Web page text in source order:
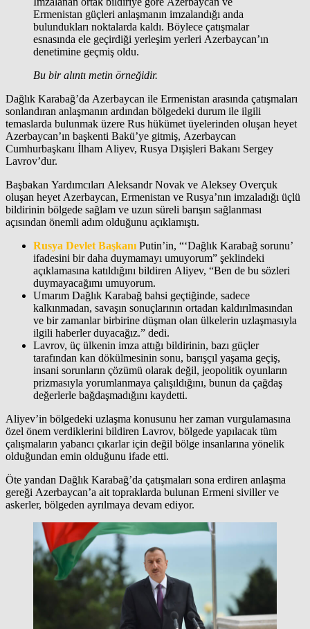
Ermenistan güçleri anlaşmanın imzalandığı anda
bulundukları noktalarda kaldı. Böylece çatışmalar
esnasında ele geçirdiği yerleşim yerleri Azerbaycan’ın
denetimine geçmiş oldu.
Bu bir alıntı metin örneğidir.
Dağlık Karabağ’da Azerbaycan ile Ermenistan arasında çatışmaları
sonlandıran anlaşmanın ardından bölgedeki durum ile ilgili
temaslarda bulunmak üzere Rus hükümet üyelerinden oluşan heyet
Azerbaycan’ın başkenti Bakü’ye gitmiş, Azerbaycan
Cumhurbaşkanı İlham Aliyev, Rusya Dışişleri Bakanı Sergey
Lavrov’dur.
Başbakan Yardımcıları Aleksandr Novak ve Aleksey Overçuk
oluşan heyet Azerbaycan, Ermenistan ve Rusya’nın imzaladığı üçlü
bildirinin bölgede sağlam ve uzun süreli barışın sağlanması
açısından önemli adım olduğunu açıklamıştı.
Rusya Devlet Başkanı Putin’in, “‘Dağlık Karabağ sorunu’
ifadesini bir daha duymamayı umuyorum” şeklindeki
açıklamasına katıldığını bildiren Aliyev, “Ben de bu sözleri
duymayacağımı umuyorum.
Umarım Dağlık Karabağ bahsi geçtiğinde, sadece
kalkınmadan, savaşın sonuçlarının ortadan kaldırılmasından
ve bir zamanlar birbirine düşman olan ülkelerin uzlaşmasıyla
ilgili haberler duyacağız.” dedi.
Lavrov, üç ülkenin imza attığı bildirinin, bazı güçler
tarafından kan dökülmesinin sonu, barışçıl yaşama geçiş,
insani sorunların çözümü olarak değil, jeopolitik oyunların
prizmasıyla yorumlanmaya çalışıldığını, bunun da çağdaş
değerlerle bağdaşmadığını kaydetti.
Aliyev’in bölgedeki uzlaşma konusunu her zaman vurgulamasına
özel önem verdiklerini bildiren Lavrov, bölgede yapılacak tüm
çalışmaların yabancı çıkarlar için değil bölge insanlarına yönelik
olduğundan emin olduğunu ifade etti.
Öte yandan Dağlık Karabağ’da çatışmaları sona erdiren anlaşma
gereği Azerbaycan’a ait topraklarda bulunan Ermeni siviller ve
askerler, bölgeden ayrılmaya devam ediyor.